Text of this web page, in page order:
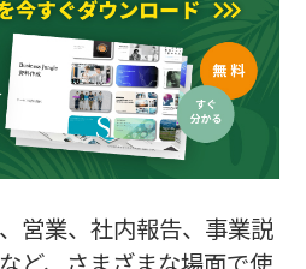
チ
トアップピッチ
アル
ト
セージ
ザイン
営業、社内報告、事業説